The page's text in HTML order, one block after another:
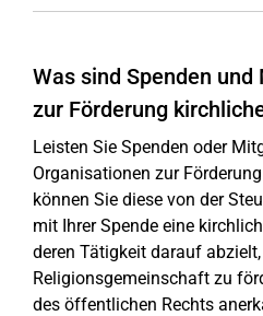
Was sind Spenden
zur Förderung
Leisten Sie Spenden oder
Organisationen zur
können Sie diese von der
mit Ihrer Spende eine
deren Tätigkeit darauf
Religionsgemeinschaft zu
des öffentlichen Rechts